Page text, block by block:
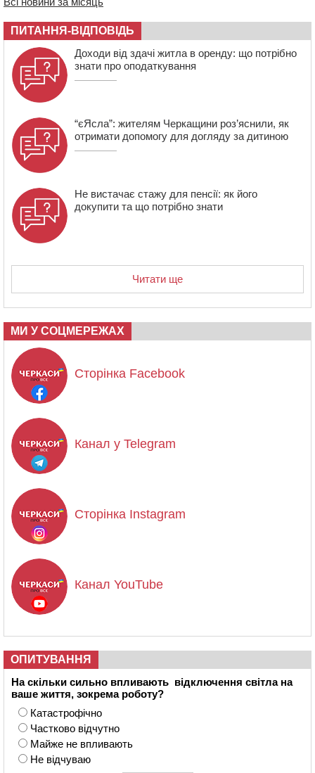
18:50 На Черкащині з початку року зросла кількість
постраждалих від укусів тварин
ПИТАННЯ-ВІДПОВІДЬ
Доходи від здачі житла в оренду: що потрібно
знати про оподаткування
“єЯсла”: жителям Черкащини роз’яснили, як
отримати допомогу для догляду за дитиною
Не вистачає стажу для пенсії: як його
докупити та що потрібно знати
Читати ще
МИ У СОЦМЕРЕЖАХ
Сторінка Facebook
Канал у Telegram
Сторінка Instagram
Канал YouTube
ОПИТУВАННЯ
На скільки сильно впливають відключення світла на
ваше життя, зокрема роботу?
Катастрофічно
Частково відчутно
Майже не впливають
Не відчуваю